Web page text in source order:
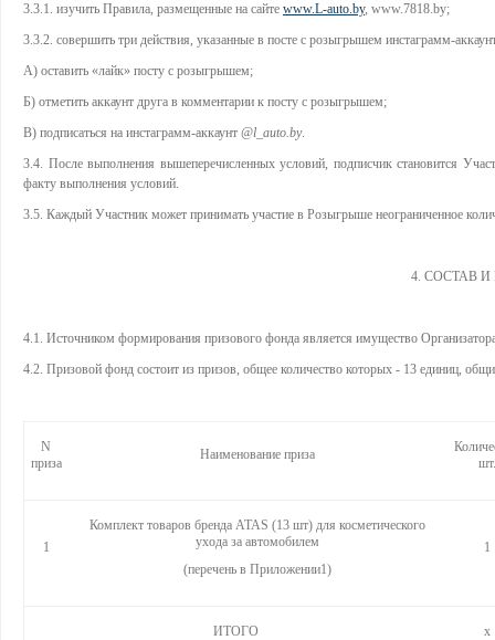
3.3.1. изучить Правила, размещенные на сайте www.L-auto.by, www.7818.by;
3.3.2. совершить три действия, указанные в посте с розыгрышем инстаграмм-
А) оставить «лайк» посту с розыгрышем;
Б) отметить аккаунт друга в комментарии к посту с розыгрышем;
В) подписаться на инстаграмм-аккаунт @l_auto.by.
3.4. После выполнения вышеперечисленных условий, подписчик становится
факту выполнения условий.
3.5. Каждый Участник может принимать участие в Розыгрыше неограниченное
4. СОСТАВ
4.1. Источником формирования призового фонда является имущество
4.2. Призовой фонд состоит из призов, общее количество которых - 13 единиц,
N
приза
Наименование приза
шт.
1
Комплект товаров бренда ATAS (13 шт) для косметического
ухода за автомобилем
(перечень в Приложении1)
1
ИТОГО x